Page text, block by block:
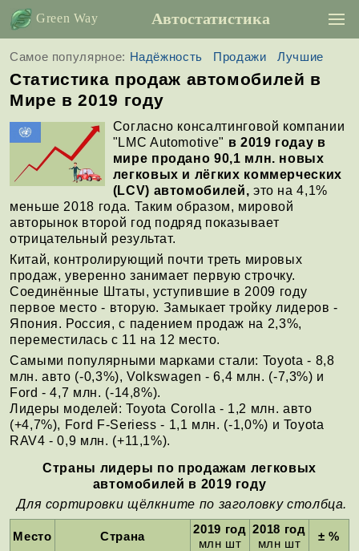
Green Way Автостатистика
Самое популярное: Надёжность Продажи Лучшие
Статистика продаж автомобилей в
Мире в 2019 году
Согласно консалтинговой компании
"LMC Automotive" в 2019 годау в
мире продано 90,1 млн. новых
легковых и лёгких коммерческих
(LCV) автомобилей, это на 4,1%
меньше 2018 года. Таким образом, мировой
авторынок второй год подряд показывает
отрицательный результат.
Китай, контролирующий почти треть мировых
продаж, уверенно занимает первую строчку.
Соединённые Штаты, уступившие в 2009 году
первое место - вторую. Замыкает тройку лидеров -
Япония. Россия, с падением продаж на 2,3%,
переместилась с 11 на 12 место.
Самыми популярными марками стали: Toyota - 8,8
млн. авто (-0,3%), Volkswagen - 6,4 млн. (-7,3%) и
Ford - 4,7 млн. (-14,8%).
Лидеры моделей: Toyota Corolla - 1,2 млн. авто
(+4,7%), Ford F-Seriess - 1,1 млн. (-1,0%) и Toyota
RAV4 - 0,9 млн. (+11,1%).
Страны лидеры по продажам легковых
автомобилей в 2019 году
Для сортировки щёлкните по заголовку столбца.
Место Страна
2019 год
млн шт
2018 год
млн шт
± %